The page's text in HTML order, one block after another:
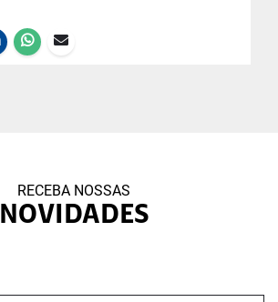
RECEBA NOSSAS
NOVIDADES